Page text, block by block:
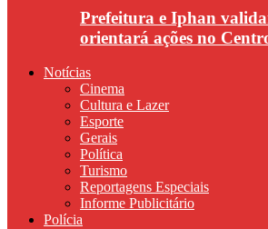
Prefeitura e Iphan
orientará ações no
Notícias
Cinema
Cultura e Lazer
Esporte
Gerais
Política
Turismo
Reportagens Especiais
Informe Publicitário
Polícia